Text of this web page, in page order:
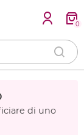
0
di uno